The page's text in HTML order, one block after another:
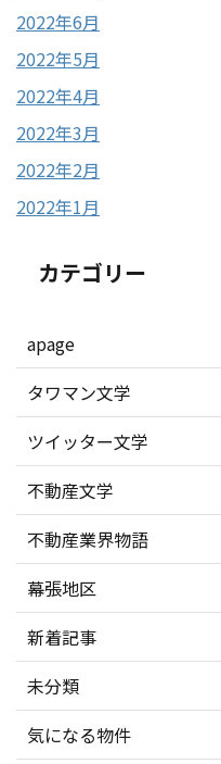
2022年6月
2022年5月
2022年4月
2022年3月
2022年2月
2022年1月
カテゴリー
apage
タワマン文学
ツイッター文学
不動産文学
不動産業界物語
幕張地区
新着記事
未分類
気になる物件